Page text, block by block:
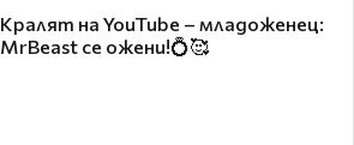
Кралят на YouTube – младоженец:
MrBeast се ожени!💍🥰